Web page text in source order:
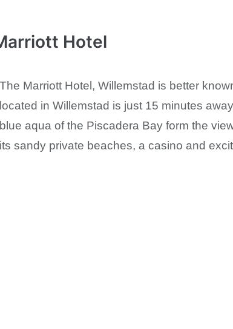
Hotel
The Marriott Hotel, Willemstad is better
located in Willemstad is just 15 minutes
blue aqua of the Piscadera Bay form the
its sandy private beaches, a casino and